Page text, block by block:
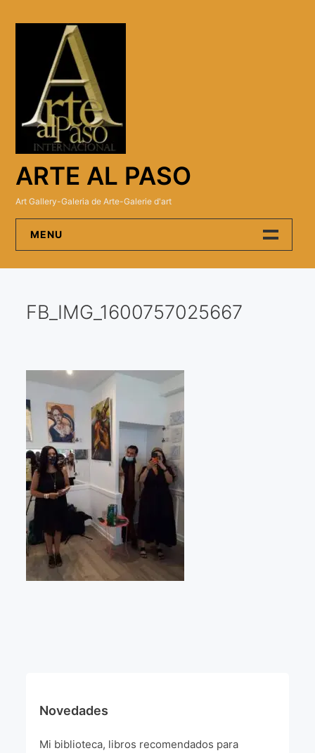
ARTE AL PASO
Art Gallery-Galeria de Arte-Galerie d'art
MENU
Artistas
Visitas a los ateliers o talleres de artistas
Presse
Qué dicen de nosotros?
Aviso legal
Política de cookies
Expositions
Bruit de gommettes Paris 2025
FB_IMG_1600757025667
Novedades
Mi biblioteca, libros recomendados para